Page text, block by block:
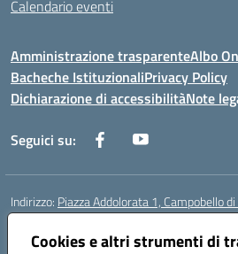
Cookies e altri strumenti di
Calendario eventi
Amministrazione trasparenteAlbo
Bacheche IstituzionaliPrivacy Policy
Dichiarazione di accessibilitàNote
Seguici su:
Indirizzo: Piazza Addolorata 1, Campobello
Centralino:
Posta elettronica certificata (PEC):